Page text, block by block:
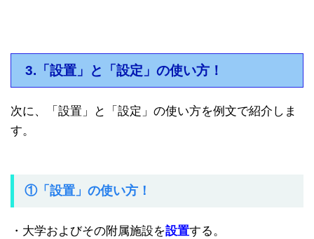
3.「設置」と「設定」の使い方！
次に、「設置」と「設定」の使い方を例文で紹介しま
す。
①「設置」の使い方！
・大学およびその附属施設を設置する。